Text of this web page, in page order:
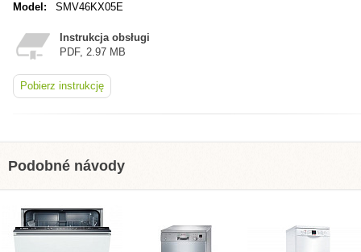
Model:
SMV46KX05E
Instrukcja obsługi
PDF, 2.97 MB
Pobierz instrukcję
Podobné návody